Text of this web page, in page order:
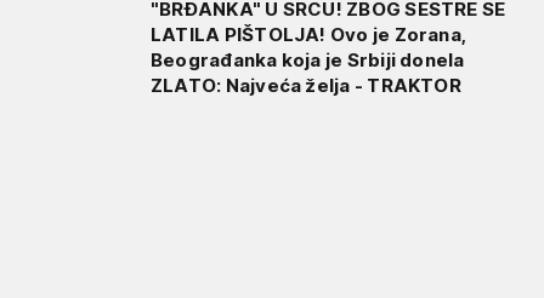
"BRĐANKA" U SRCU! ZBOG SESTRE SE
LATILA PIŠTOLJA! Ovo je Zorana,
Beograđanka koja je Srbiji donela
ZLATO: Najveća želja - TRAKTOR